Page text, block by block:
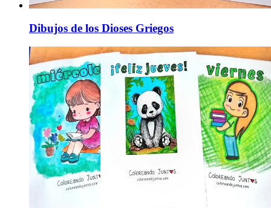
Dibujos de los Dioses Griegos